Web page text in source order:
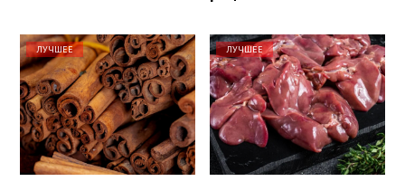
ЛУЧШЕЕ ЛУЧШЕЕ